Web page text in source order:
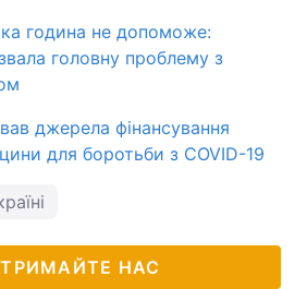
година не допоможе:
головну проблему з
джерела фінансування
для боротьби з COVID-19
НАС